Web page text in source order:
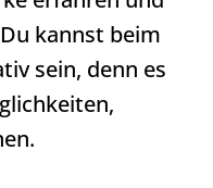
kannst beim
sein, denn es